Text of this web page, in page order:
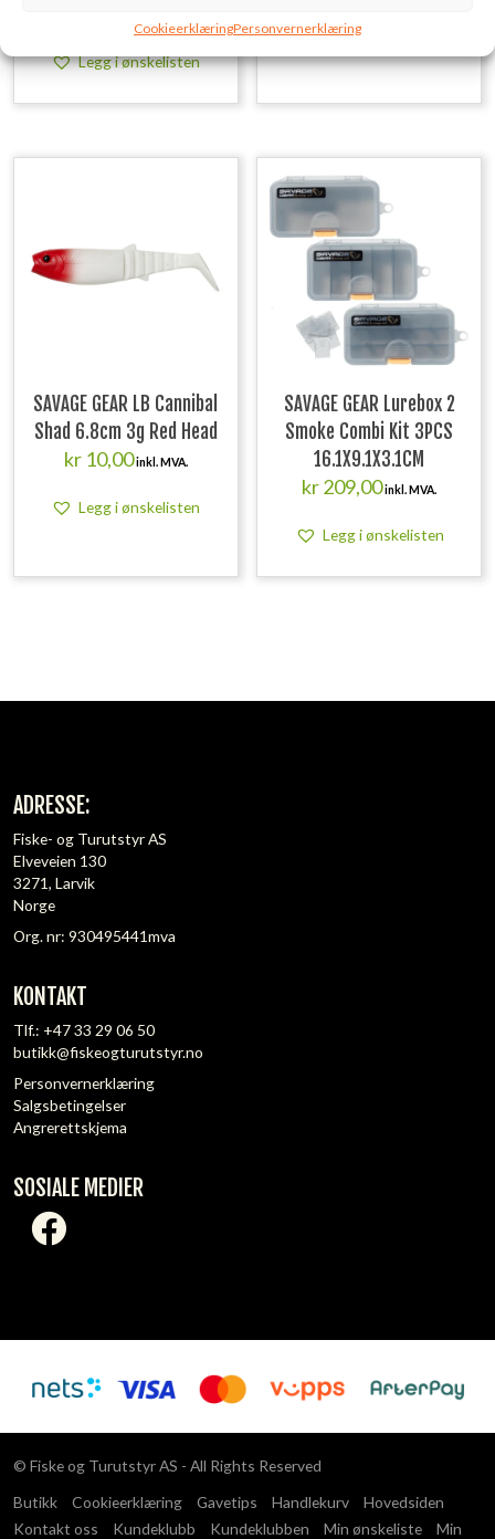
CookieerklæringPersonvernerklæring
Legg i ønskelisten
Legg i ønskelisten
SAVAGE GEAR LB Cannibal
Shad 6.8cm 3g Red Head
kr10,00inkl. MVA.
Legg i ønskelisten
SAVAGE GEAR Lurebox 2
Smoke Combi Kit 3PCS
16.1X9.1X3.1CM
kr209,00inkl. MVA.
Legg i ønskelisten
ADRESSE:
Fiske- og Turutstyr AS
Elveveien 130
3271, Larvik
Norge
Org. nr: 930495441mva
KONTAKT
Tlf.: +47 33 29 06 50
butikk@fiskeogturutstyr.no
Personvernerklæring
Salgsbetingelser
Angrerettskjema
SOSIALE MEDIER
© Fiske og Turutstyr AS - All Rights Reserved
Butikk
Cookieerklæring Gavetips Handlekurv
Hovedsiden
Kontakt oss
Kundeklubb Kundeklubben Min ønskeliste Min